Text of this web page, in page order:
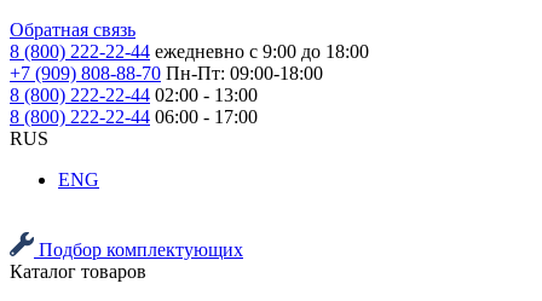
Обратная связь
8 (800) 222-22-44 ежедневно с 9:00 до 18:00
+7 (909) 808-88-70 Пн-Пт: 09:00-18:00
8 (800) 222-22-44 02:00 - 13:00
8 (800) 222-22-44 06:00 - 17:00
RUS
ENG
Подбор комплектующих
Каталог товаров